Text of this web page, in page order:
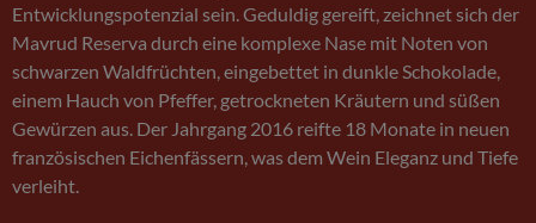
Entwicklungspotenzial sein. Geduldig gereift, zeichnet sich der
Mavrud Reserva durch eine komplexe Nase mit Noten von
schwarzen Waldfrüchten, eingebettet in dunkle Schokolade,
einem Hauch von Pfeffer, getrockneten Kräutern und süßen
Gewürzen aus. Der Jahrgang 2016 reifte 18 Monate in neuen
französischen Eichenfässern, was dem Wein Eleganz und Tiefe
verleiht.